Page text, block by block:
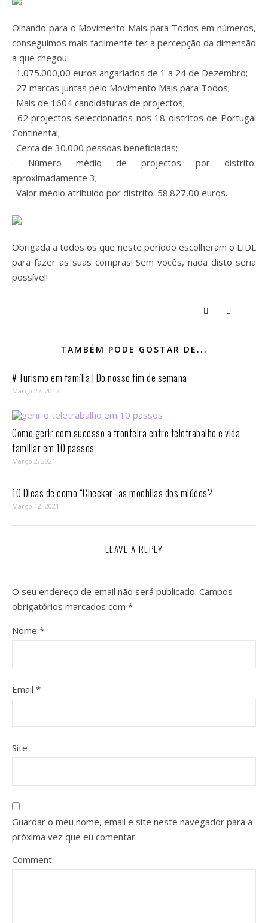
Olhando para o Movimento Mais para Todos em números,
conseguimos mais facilmente ter a percepção da dimensão
a que chegou:
· 1.075.000,00 euros angariados de 1 a 24 de Dezembro;
· 27 marcas juntas pelo Movimento Mais para Todos;
· Mais de 1604 candidaturas de projectos;
· 62 projectos seleccionados nos 18 distritos de Portugal
Continental;
· Cerca de 30.000 pessoas beneficiadas;
· Número médio de projectos por distrito:
aproximadamente 3;
· Valor médio atribuído por distrito: 58.827,00 euros.
Obrigada a todos os que neste período escolheram o LIDL
para fazer as suas compras! Sem vocês, nada disto seria
possível!
TAMBÉM PODE GOSTAR DE...
# Turismo em família | Do nosso fim de semana
Março 27, 2017
Como gerir com sucesso a fronteira entre teletrabalho e vida
familiar em 10 passos⁣
Março 2, 2021
10 Dicas de como “Checkar” as mochilas dos miúdos?
Março 12, 2021
LEAVE A REPLY
O seu endereço de email não será publicado. Campos
obrigatórios marcados com *
Nome *
Email *
Site
Guardar o meu nome, email e site neste navegador para a
próxima vez que eu comentar.
Comment